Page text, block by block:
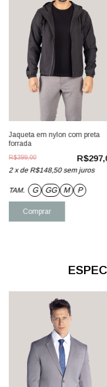
Jaqueta em nylon com preta
forrada
R$399,00
2 xde R$148,50 sem juros
TAM. G GG M P
Comprar